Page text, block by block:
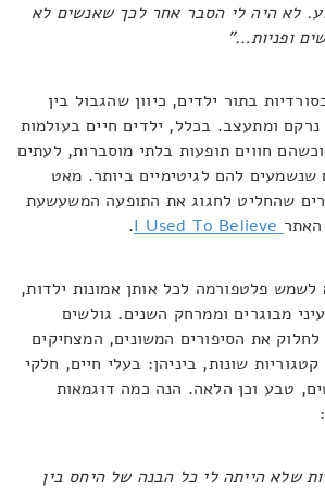
לא היה לי הסבר אחר לכך שאנשים לא
ופניות…"
בתור ילדים, כיוון שהגבול בין
נרקם ומתעצב. בכלל, ילדים חיים בעולמות
חווים תופעות בלתי מוסברות, לעתים
שנשמעים להם לגיטימיים ביותר. מאט
שהחליט לחגוג את התופעה המשעשעת
.
פלטפורמה לכל אותן אמונות ילדות,
מבוגרים וממרחק השנים. גולשים
לחלוק את הסיפורים המשונים, המצחיקים
שונות, ביניהן: בעלי חיים, חלקי
טבע וכן הלאה. הנה כמה דוגמאות
שלא הייתה לי כל הבנה של היחס בין